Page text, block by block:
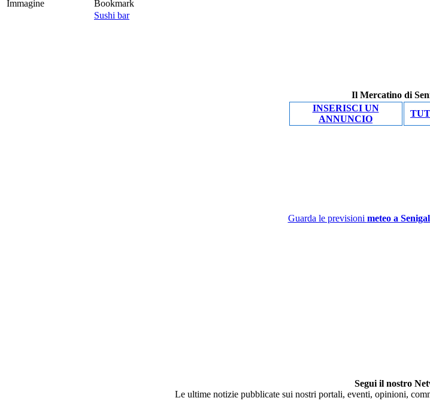
Immagine Bookmark
Sushi bar
Il Mercatino di
INSERISCI UN
ANNUNCIO
Guarda le previsioni meteo a
Segui il nostro
Le ultime notizie pubblicate sui nostri portali, eventi, opinioni,